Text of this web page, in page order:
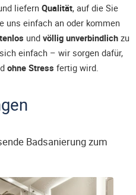
liefern Qualität, auf die Sie
uns einfach an oder kommen
und völlig unverbindlich zu
einfach – wir sorgen dafür,
ohne Stress fertig wird.
Badsanierung zum